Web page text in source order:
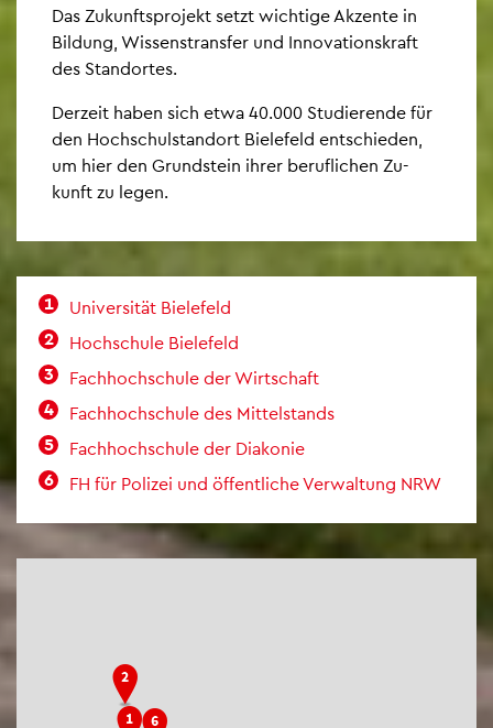
Das Zu­kunfts­pro­jekt setzt wich­ti­ge Ak­zen­te in
Bil­dung, Wis­sens­trans­fer und In­no­va­ti­ons­kraft
des Stand­or­tes.
Der­zeit haben sich etwa 40.000 Stu­die­ren­de für
den Hoch­schul­stand­ort Bie­le­feld ent­schie­den,
um hier den Grund­stein ihrer be­ruf­li­chen Zu­
kunft zu legen.
Uni­ver­si­tät Bie­le­feld
Hoch­schu­le Bie­le­feld
Fach­hoch­schu­le der Wirt­schaft
Fach­hoch­schu­le des Mit­tel­stands
Fach­hoch­schu­le der Dia­ko­nie
FH für Po­li­zei und öf­fent­li­che Ver­wal­tung NRW